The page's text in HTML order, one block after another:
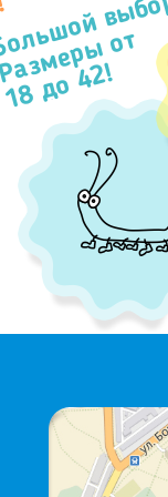
от
18 до 42!